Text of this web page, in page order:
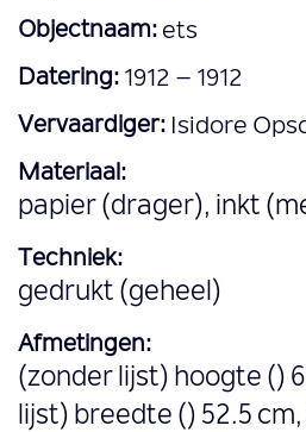
Objectnaam: ets
Datering: 1912 – 1912
Vervaardiger: Isidore
Materiaal:
papier (drager), inkt
Techniek:
gedrukt (geheel)
Afmetingen:
(zonder lijst) hoogte ()
lijst) breedte () 52.5